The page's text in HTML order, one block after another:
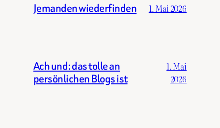
Jemanden wiederfinden 1. Mai 2026
Ach und: das tolle an
persönlichen Blogs ist
1. Mai
2026